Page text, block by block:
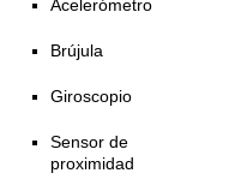
Acelerómetro
Brújula
Giroscopio
Sensor de
proximidad